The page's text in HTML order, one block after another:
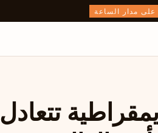
على مدار الساعة